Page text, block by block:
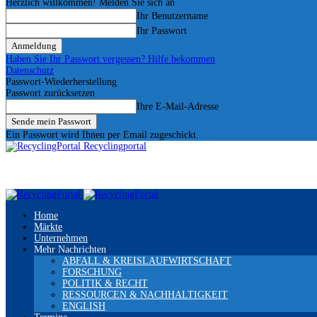
Herzlich willkommen! Melden Sie sich an
Ihr Benutzername
Ihr Passwort
Haben Sie Ihr Passwort vergessen? Hilfe bekommen
Datenschutz
Passwort-Wiederherstellung
Passwort zurücksetzen
Ihre E-Mail-Adresse
Ein Passwort wird Ihnen per Email zugeschickt.
Recyclingportal
Home
Märkte
Unternehmen
Mehr Nachrichten
ABFALL & KREISLAUFWIRTSCHAFT
FORSCHUNG
POLITIK & RECHT
RESSOURCEN & NACHHALTIGKEIT
ENGLISH